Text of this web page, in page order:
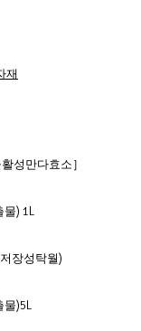
재
성만다효소］
물) 1L
장성탁월)
물)5L